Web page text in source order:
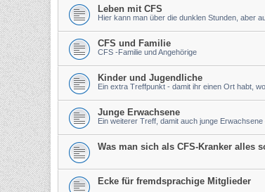
Leben mit CFS
Hier kann man über die dunklen Stunden, aber
CFS und Familie
CFS -Familie und Angehörige
Kinder und Jugendliche
Ein extra Treffpunkt - damit ihr einen Ort habt,
Junge Erwachsene
Ein weiterer Treff, damit auch junge
Was man sich als CFS-Kranker alles
Ecke für fremdsprachige Mitglieder